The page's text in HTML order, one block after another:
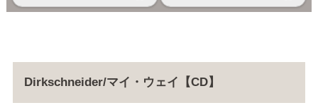
Dirkschneider/マイ・ウェイ【CD】